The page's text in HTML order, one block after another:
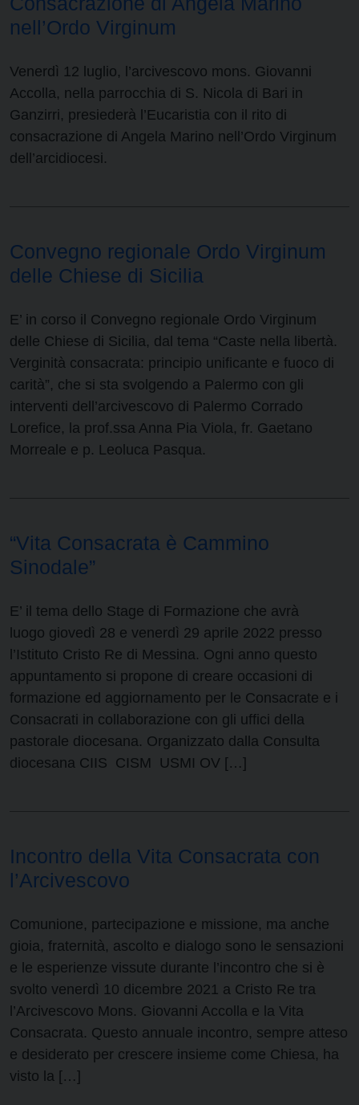
nell’Ordo Virginum
Venerdì 12 luglio, l’arcivescovo mons. Giovanni
Accolla, nella parrocchia di S. Nicola di Bari in
Ganzirri, presiederà l’Eucaristia con il rito di
consacrazione di Angela Marino nell’Ordo Virginum
dell’arcidiocesi.
Convegno regionale Ordo Virginum
delle Chiese di Sicilia
E’ in corso il Convegno regionale Ordo Virginum
delle Chiese di Sicilia, dal tema “Caste nella libertà.
Verginità consacrata: principio unificante e fuoco di
carità”, che si sta svolgendo a Palermo con gli
interventi dell’arcivescovo di Palermo Corrado
Lorefice, la prof.ssa Anna Pia Viola, fr. Gaetano
Morreale e p. Leoluca Pasqua.
“Vita Consacrata è Cammino
Sinodale”
E’ il tema dello Stage di Formazione che avrà
luogo giovedì 28 e venerdì 29 aprile 2022 presso
l’Istituto Cristo Re di Messina. Ogni anno questo
appuntamento si propone di creare occasioni di
formazione ed aggiornamento per le Consacrate e i
Consacrati in collaborazione con gli uffici della
pastorale diocesana. Organizzato dalla Consulta
diocesana CIIS CISM USMI OV […]
Incontro della Vita Consacrata con
l’Arcivescovo
Comunione, partecipazione e missione, ma anche
gioia, fraternità, ascolto e dialogo sono le sensazioni
e le esperienze vissute durante l’incontro che si è
svolto venerdì 10 dicembre 2021 a Cristo Re tra
l’Arcivescovo Mons. Giovanni Accolla e la Vita
Consacrata. Questo annuale incontro, sempre atteso
e desiderato per crescere insieme come Chiesa, ha
visto la […]